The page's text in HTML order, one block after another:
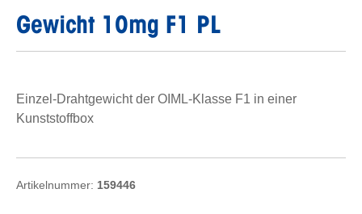
Gewicht 10mg F1 PL
Einzel-Drahtgewicht der OIML-Klasse F1 in einer
Kunststoffbox
Artikelnummer: 159446